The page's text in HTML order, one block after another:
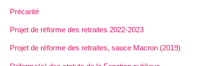
Précarité
Projet de réforme des retraites 2022-2023
Projet de réforme des retraites, sauce Macron (2019)